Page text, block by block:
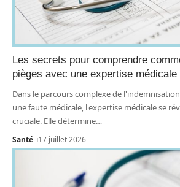
Les secrets pour comprendre
pièges avec une expertise médicale
Dans le parcours complexe de
une faute médicale, l'expertise médicale se
cruciale. Elle détermine…
Santé 17 juillet 2026